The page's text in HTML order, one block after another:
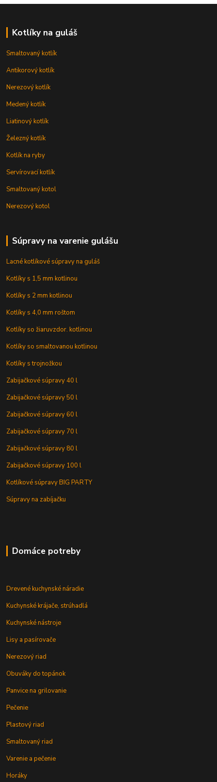
Kotlíky na guláš
Smaltovaný kotlík
Antikorový kotlík
Nerezový kotlík
Medený kotlík
Liatinový kotlík
Železný kotlík
Kotlík na ryby
Servírovací kotlík
Smaltovaný kotol
Nerezový kotol
Súpravy na varenie gulášu
Lacné kotlíkové súpravy na guláš
Kotlíky s 1,5 mm kotlinou
Kotlíky s 2 mm kotlinou
Kotlíky s 4,0 mm roštom
Kotlíky so žiaruvzdor. kotlinou
Kotlíky so smaltovanou kotlinou
Kotlíky s trojnožkou
Zabijačkové súpravy 40 l
Zabijačkové súpravy 50 l
Zabijačkové súpravy 60 l
Zabijačkové súpravy 70 l
Zabijačkové súpravy 80 l
Zabijačkové súpravy 100 l
Kotlíkové súpravy BIG PARTY
Súpravy na zabíjačku
Domáce potreby
Drevené kuchynské náradie
Kuchynské krájače, strúhadlá
Kuchynské nástroje
Lisy a pasírovače
Nerezový riad
Obuváky do topánok
Panvice na grilovanie
Pečenie
Plastový riad
Smaltovaný riad
Varenie a pečenie
Horáky